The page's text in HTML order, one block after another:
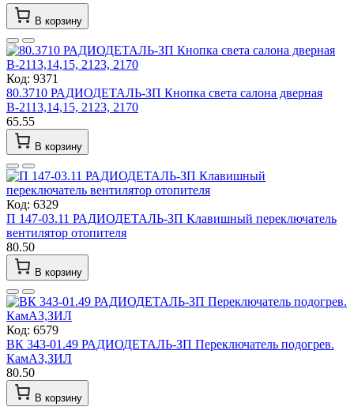
В корзину
Код: 9371
80.3710 РАДИОДЕТАЛЬ-ЗП Кнопка света салона дверная
В-2113,14,15, 2123, 2170
65.55
В корзину
Код: 6329
П 147-03.11 РАДИОДЕТАЛЬ-ЗП Клавишный переключатель
вентилятор отопителя
80.50
В корзину
Код: 6579
ВК 343-01.49 РАДИОДЕТАЛЬ-ЗП Переключатель подогрев.
КамАЗ,ЗИЛ
80.50
В корзину